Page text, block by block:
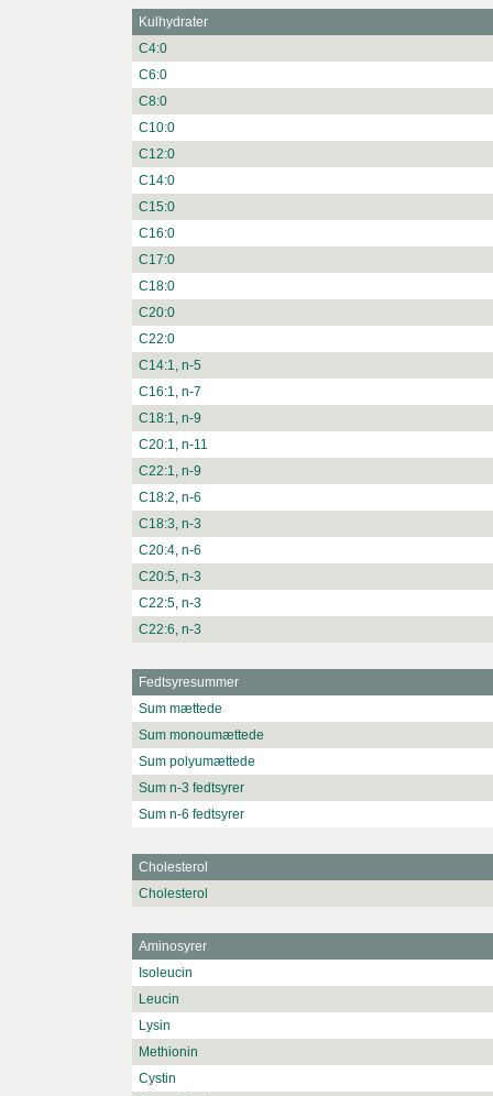
Kulhydrater
C4:0
C6:0
C8:0
C10:0
C12:0
C14:0
C15:0
C16:0
C17:0
C18:0
C20:0
C22:0
C14:1, n-5
C16:1, n-7
C18:1, n-9
C20:1, n-11
C22:1, n-9
C18:2, n-6
C18:3, n-3
C20:4, n-6
C20:5, n-3
C22:5, n-3
C22:6, n-3
Fedtsyresummer
Sum mættede
Sum monoumættede
Sum polyumættede
Sum n-3 fedtsyrer
Sum n-6 fedtsyrer
Cholesterol
Cholesterol
Aminosyrer
Isoleucin
Leucin
Lysin
Methionin
Cystin